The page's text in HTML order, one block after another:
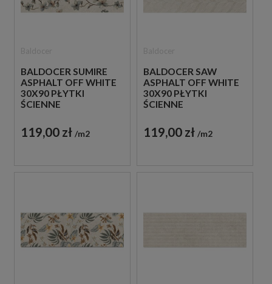
BALDOCER SUMIRE
ASPHALT OFF WHITE
30X90 PŁYTKI
ŚCIENNE
119,00 zł m2
BALDOCER SAW
ASPHALT OFF WHITE
30X90 PŁYTKI
ŚCIENNE
119,00 zł m2